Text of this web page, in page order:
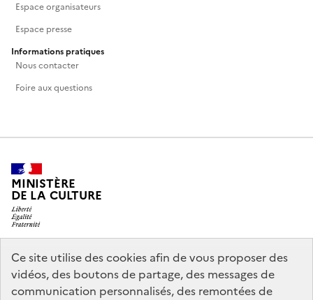
Ce site utilise des cookies afin de vous proposer des
vidéos, des boutons de partage, des messages de
communication personnalisés, des remontées de
Espace organisateurs
Espace presse
Informations pratiques
Nous contacter
Foire aux questions
MINISTÈRE
DE LA CULTURE
legifrance.gouv.fr
info.gouv.fr